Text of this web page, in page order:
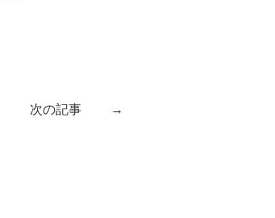
次の記事 →